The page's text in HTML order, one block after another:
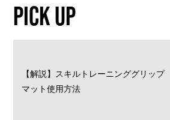
PICK UP
【解説】スキルトレーニンググリップ
マット使用方法